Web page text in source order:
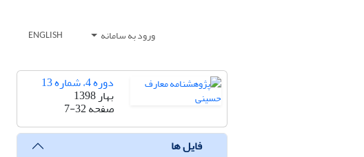
ورود به سامانه ENGLISH
دوره 4، شماره 13
بهار 1398
صفحه7-32
فایل ها